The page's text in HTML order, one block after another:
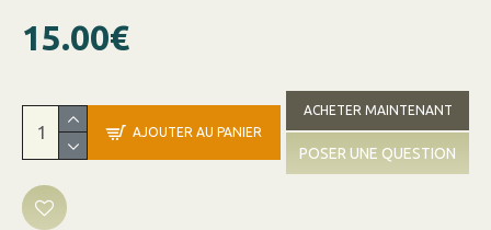
15.00€
AJOUTER AU PANIER
ACHETER MAINTENANT
POSER UNE QUESTION